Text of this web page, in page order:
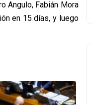
Angulo, Fabián Mora
en 15 días, y luego